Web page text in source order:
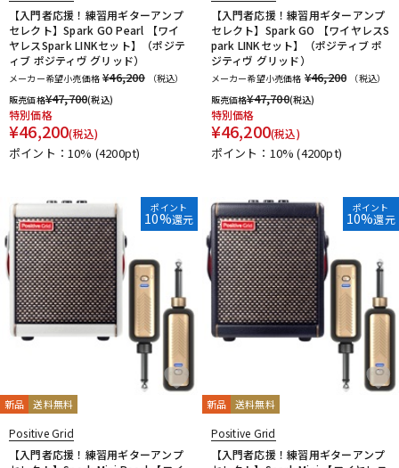
【入門者応援！練習用ギターアンプ
セレクト】Spark GO Pearl 【ワイ
ヤレスSpark LINKセット】（ポジテ
ィブ ポジティヴ グリッド）
メーカー希望小売価格 ¥46,200
（税込）
販売価格¥47,700(税込)
特別価格
¥46,200(税込)
ポイント：10% (4200pt)
【入門者応援！練習用ギターアンプ
セレクト】Spark GO 【ワイヤレスS
park LINKセット】（ポジティブ ポ
ジティヴ グリッド）
メーカー希望小売価格 ¥46,200
（税込）
販売価格¥47,700(税込)
特別価格
¥46,200(税込)
ポイント：10%(4200pt)
ポイント
10%還元
新品 送料無料
Positive Grid
【入門者応援！練習用ギターアンプ
ポイント
10%還元
新品 送料無料
Positive Grid
【入門者応援！練習用ギターアンプ